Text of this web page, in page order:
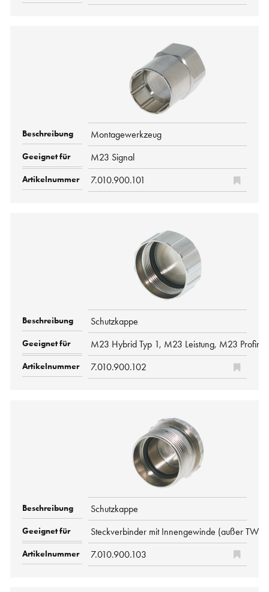
Montagewerkzeug
M23 Signal
7.010.900.101
Schutzkappe
M23 Hybrid Typ 1, M23 Leistung, M23
7.010.900.102
Schutzkappe
Steckverbinder mit Innengewinde (außer
7.010.900.103